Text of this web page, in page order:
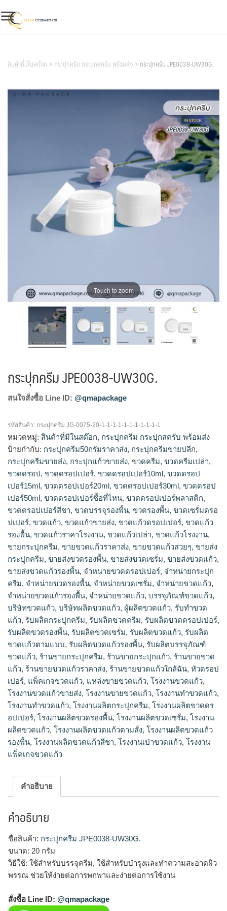
to
content
สินค้าที่มีในสต๊อก กระปุกครีม กระปุกสครับ พร้อมส่ง กระปุกครีม JPE0038-UW30G.
Touch to zoom
กระปุกครีม JPE0038-UW30G.
สนใจสั่งซื้อ Line ID: @qmapackage
รหัสสินค้า: กระปุกครีม JG-0075-20-1-1-1-1-1-1-1-1-1-1-1
หมวดหมู่: สินค้าที่มีในสต๊อก, กระปุกครีม กระปุกสครับ พร้อมส่ง
ป้ายกำกับ: กระปุกครีม50กรัมราคาส่ง, กระปุกครีมขายปลีก,
กระปุกครีมขายส่ง, กระปุกแก้วขายส่ง, ขวดครีม, ขวดครีมเปล่า,
ขวดดรอป, ขวดดรอปเปอร์, ขวดดรอปเปอร์10ml, ขวดดรอป
เปอร์15ml, ขวดดรอปเปอร์20ml, ขวดดรอปเปอร์30ml, ขวดดรอป
เปอร์50ml, ขวดดรอปเปอร์ซื้อที่ไหน, ขวดดรอปเปอร์พลาสติก,
ขวดดรอปเปอร์สีชา, ขวดบรรจุรองพื้น, ขวดรองพื้น, ขวดเซรั่มดรอ
ปเปอร์, ขวดแก้ว, ขวดแก้วขายส่ง, ขวดแก้วดรอปเปอร์, ขวดแก้ว
รองพื้น, ขวดแก้วราคาโรงงาน, ขวดแก้วเปล่า, ขวดแก้วโรงงาน,
ขายกระปุกครีม, ขายขวดแก้วราคาส่ง, ขายขวดแก้วสวยๆ, ขายส่ง
กระปุกครีม, ขายส่งขวดรองพื้น, ขายส่งขวดเซรั่ม, ขายส่งขวดแก้ว,
ขายส่งขวดแก้วรองพื้น, จำหนายขวดดรอปเปอร์, จำหน่ายกระปุก
ครีม, จำหน่ายขวดรองพื้น, จำหน่ายขวดเซรั่ม, จำหน่ายขวดแก้ว,
จำหน่ายขวดแก้วรองพื้น, จําหน่ายขวดแก้ว, บรรจุภัณฑ์ขวดแก้ว,
บริษัทขวดแก้ว, บริษัทผลิตขวดแก้ว, ผู้ผลิตขวดแก้ว, รับทำขวด
แก้ว, รับผลิตกระปุกครีม, รับผลิตขวดครีม, รับผลิตขวดดรอปเปอร์,
รับผลิตขวดรองพื้น, รับผลิตขวดเซรั่ม, รับผลิตขวดแก้ว, รับผลิต
ขวดแก้วตามแบบ, รับผลิตขวดแก้วรองพื้น, รับผลิตบรรจุภัณฑ์
ขวดแก้ว, ร้านขายกระปุกครีม, ร้านขายกระปุกแก้ว, ร้านขายขวด
แก้ว, ร้านขายขวดแก้วราคาส่ง, ร้านขายขวดแก้วใกล้ฉัน, หัวดรอป
เปอร์, แพ็คเกจขวดแก้ว, แหล่งขายขวดแก้ว, โรงงานขวดแก้ว,
โรงงานขวดแก้วขายส่ง, โรงงานขายขวดแก้ว, โรงงานทำขวดแก้ว,
โรงงานทําขวดแก้ว, โรงงานผลิตกระปุกครีม, โรงงานผลิตขวดดร
อปเปอร์, โรงงานผลิตขวดรองพื้น, โรงงานผลิตขวดเซรั่ม, โรงงาน
ผลิตขวดแก้ว, โรงงานผลิตขวดแก้วตามสั่ง, โรงงานผลิตขวดแก้ว
รองพื้น, โรงงานผลิตขวดแก้วสีชา, โรงงานเป่าขวดแก้ว, โรงงาน
แพ็คเกจขวดแก้ว
คำอธิบาย
คำอธิบาย
ชื่อสินค้า: กระปุกครีม JPE0038-UW30G.
ขนาด: 20 กรัม
วิธีใช้: ใช้สำหรับบรรจุครีม, ใช้สำหรับบำรุงและทำความสะอาดผิว
พรรณ ช่วยให้ง่ายต่อการพกพาและง่ายต่อการใช้งาน
สั่งซื้อ Line ID: @qmapackage